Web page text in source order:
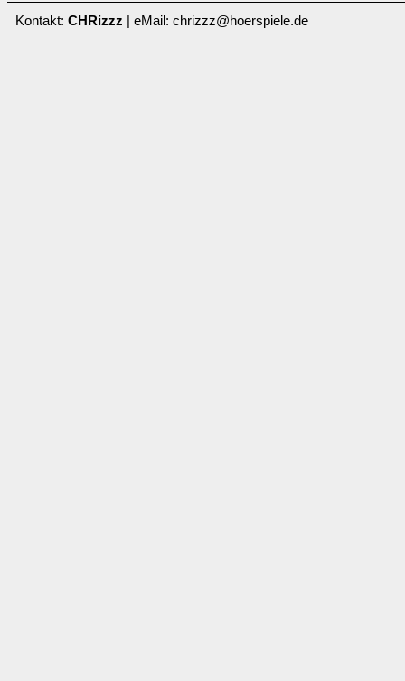
Kontakt: CHRizzz | eMail: chrizzz@hoerspiele.de